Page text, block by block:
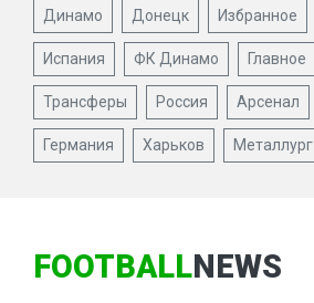
Динамо Донецк Избранное
Испания ФК Динамо Главное
Трансферы Россия Арсенал
Германия Харьков Металлург
FOOTBALLNEWS